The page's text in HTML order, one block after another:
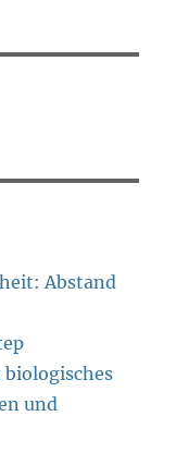
Abstand
und